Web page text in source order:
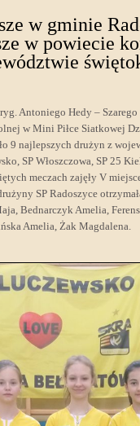
w gminie
w powiecie
Antoniego Hedy –
w Mini Piłce Siatkowej
9 najlepszych drużyn z
SP Włoszczowa, SP 25
meczach zajęły V
SP Radoszyce
Bednarczyk Amelia,
Amelia, Żak Magdalena.